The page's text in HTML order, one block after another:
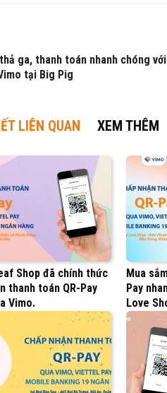
ga, thanh toán nhanh chóng với
tại Big Pig
LIÊN QUAN XEM THÊM
Shop đã chính thức
thanh toán QR-Pay
Vimo.
Mua
Pay
Love